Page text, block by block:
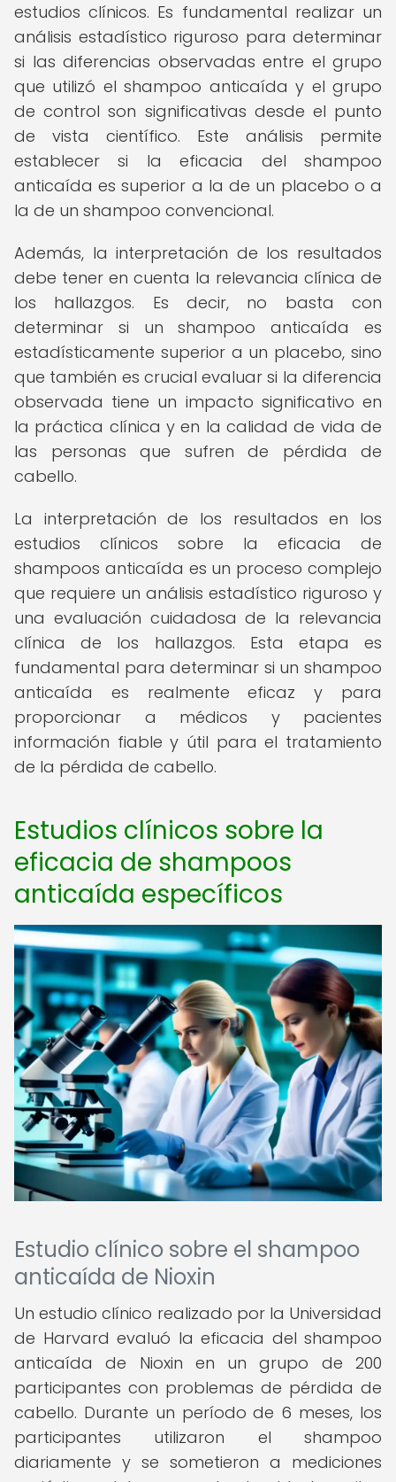
estudios clínicos. Es fundamental realizar un
análisis estadístico riguroso para determinar
si las diferencias observadas entre el grupo
que utilizó el shampoo anticaída y el grupo
de control son significativas desde el punto
de vista científico. Este análisis permite
establecer si la eficacia del shampoo
anticaída es superior a la de un placebo o a
la de un shampoo convencional.
Además, la interpretación de los resultados
debe tener en cuenta la relevancia clínica de
los hallazgos. Es decir, no basta con
determinar si un shampoo anticaída es
estadísticamente superior a un placebo, sino
que también es crucial evaluar si la diferencia
observada tiene un impacto significativo en
la práctica clínica y en la calidad de vida de
las personas que sufren de pérdida de
cabello.
La interpretación de los resultados en los
estudios clínicos sobre la eficacia de
shampoos anticaída es un proceso complejo
que requiere un análisis estadístico riguroso y
una evaluación cuidadosa de la relevancia
clínica de los hallazgos. Esta etapa es
fundamental para determinar si un shampoo
anticaída es realmente eficaz y para
proporcionar a médicos y pacientes
información fiable y útil para el tratamiento
de la pérdida de cabello.
Estudios clínicos sobre la
eficacia de shampoos
anticaída específicos
Estudio clínico sobre el shampoo
anticaída de Nioxin
Un estudio clínico realizado por la Universidad
de Harvard evaluó la eficacia del shampoo
anticaída de Nioxin en un grupo de 200
participantes con problemas de pérdida de
cabello. Durante un período de 6 meses, los
participantes utilizaron el shampoo
diariamente y se sometieron a mediciones